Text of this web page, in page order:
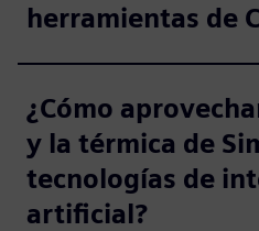
herramientas de
¿Cómo
y la térmica de
tecnologías de
artificial?